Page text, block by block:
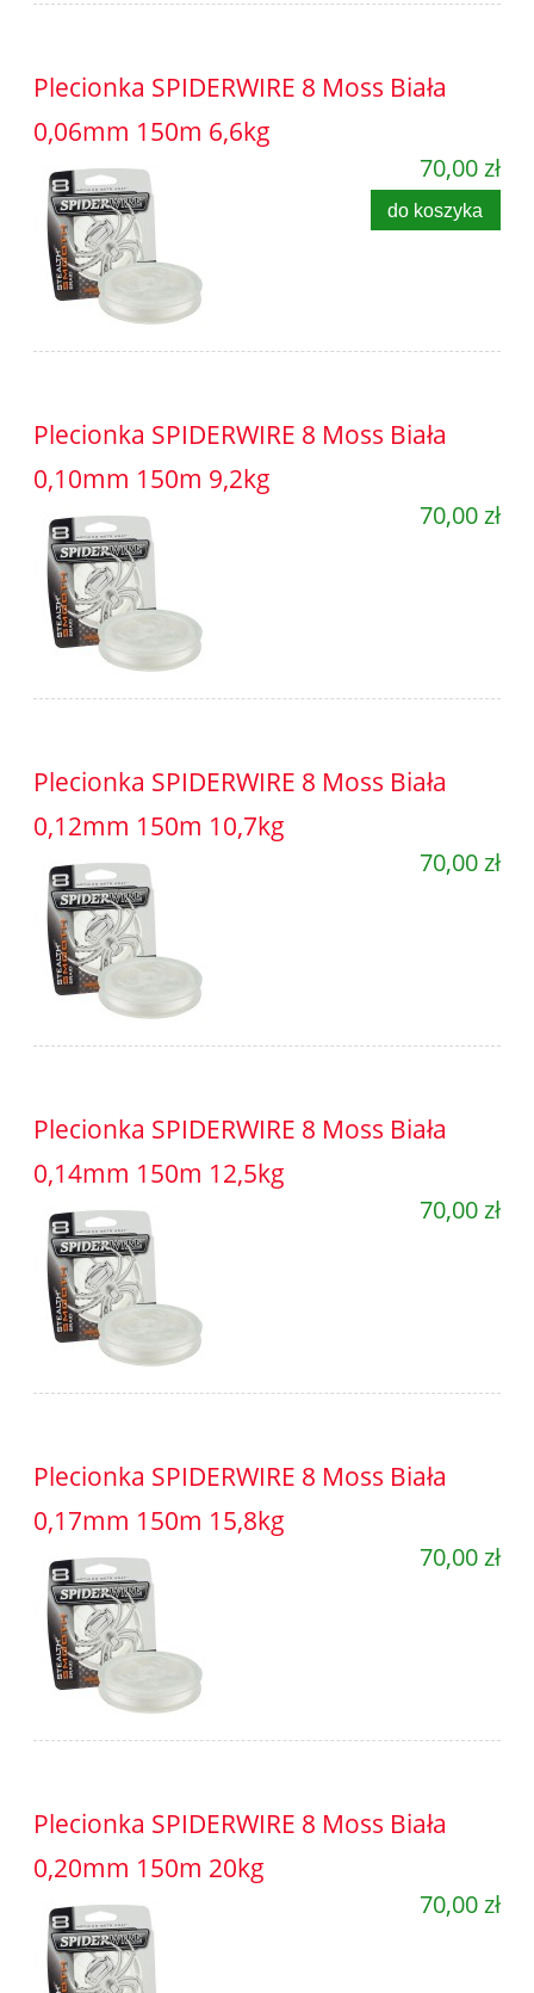
Plecionka SPIDERWIRE 8 Moss Biała
0,06mm 150m 6,6kg
70,00 zł
do koszyka
Plecionka SPIDERWIRE 8 Moss Biała
0,10mm 150m 9,2kg
70,00 zł
Plecionka SPIDERWIRE 8 Moss Biała
0,12mm 150m 10,7kg
70,00 zł
Plecionka SPIDERWIRE 8 Moss Biała
0,14mm 150m 12,5kg
70,00 zł
Plecionka SPIDERWIRE 8 Moss Biała
0,17mm 150m 15,8kg
70,00 zł
Plecionka SPIDERWIRE 8 Moss Biała
0,20mm 150m 20kg
70,00 zł